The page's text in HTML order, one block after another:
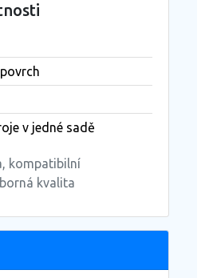
v jedné sadě
kompatibilní
kvalita